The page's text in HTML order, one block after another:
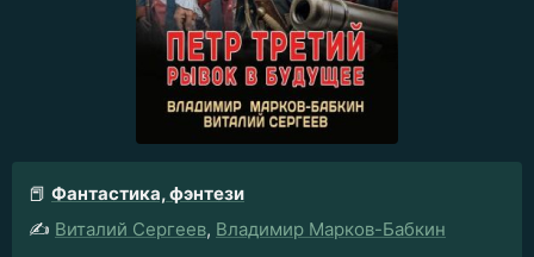
📕 Фантастика, фэнтези
✍️ Виталий Сергеев, Владимир Марков-Бабкин